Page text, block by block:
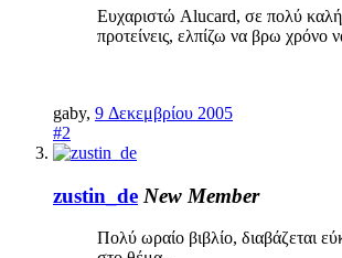
Ευχαριστώ Alucard, σε πολύ
προτείνεις, ελπίζω να βρω χρόνο
gaby, 9 Δεκεμβρίου 2005
#2
zustin_de New Member
Πολύ ωραίο βιβλίο, διαβάζεται